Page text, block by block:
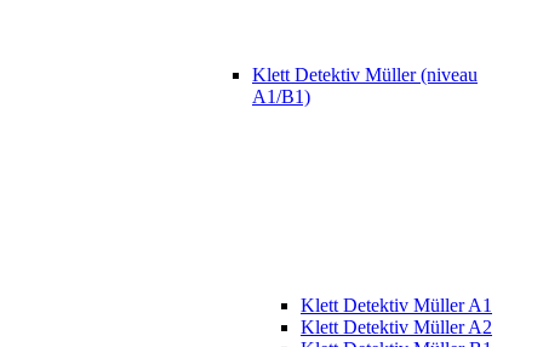
Klett Detektiv Müller (niveau
A1/B1)
Klett Detektiv Müller A1
Klett Detektiv Müller A2